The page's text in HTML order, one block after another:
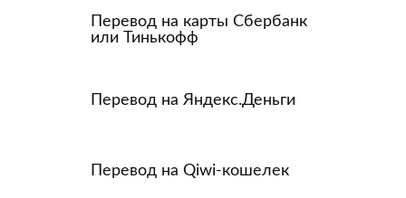
Перевод на карты Сбербанк
или Тинькофф
Перевод на Яндекс.Деньги
Перевод на Qiwi-кошелек